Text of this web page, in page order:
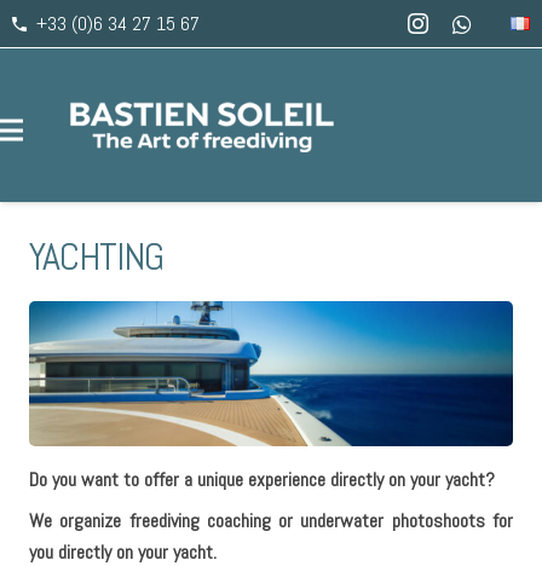
phone +33 (0)6 34 27 15 67
YACHTING
Do you want to offer a unique experience directly on your yacht?
We organize freediving coaching or underwater photoshoots for
you directly on your yacht.